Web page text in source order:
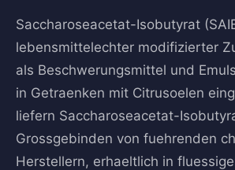
Saccharoseacetat-Isobutyrat
lebensmittelechter modifizierter
als Beschwerungsmittel und
in Getraenken mit Citrusoelen
liefern Saccharoseacetat-
Grossgebinden von fuehrenden
Herstellern, erhaeltlich in